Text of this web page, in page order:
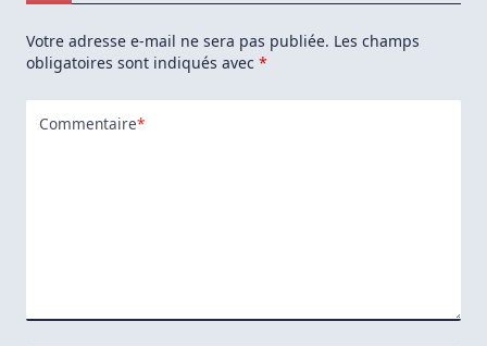
Votre adresse e-mail ne sera pas publiée. Les champs
obligatoires sont indiqués avec *
Commentaire*